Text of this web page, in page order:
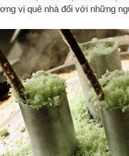
vị quê nhà đối với những